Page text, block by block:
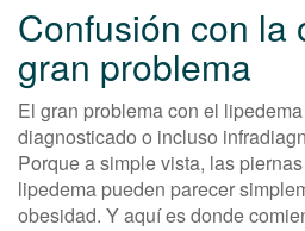
Confusión con la
gran problema
El gran problema con el
diagnosticado o incluso
Porque a simple vista, las
lipedema pueden parecer
obesidad. Y aquí es donde